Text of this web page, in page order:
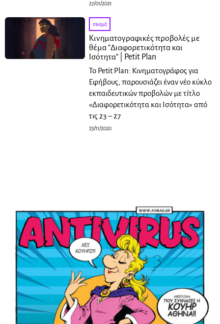
27/01/2021
σινεμά
Kινηματογραφικές προβολές με
θέμα “Διαφορετικότητα και
Ισότητα” | Petit Plan
Το Petit Plan: Κινηματογράφος για
Εφήβους, παρουσιάζει έναν νέο κύκλο
εκπαιδευτικών προβολών με τίτλο
«Διαφορετικότητα και Ισότητα» από
τις 23 – 27
23/11/2020